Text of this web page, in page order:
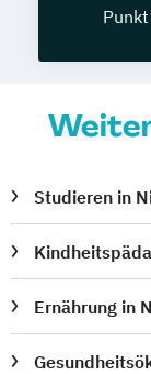
Studieren in
Ernährung in